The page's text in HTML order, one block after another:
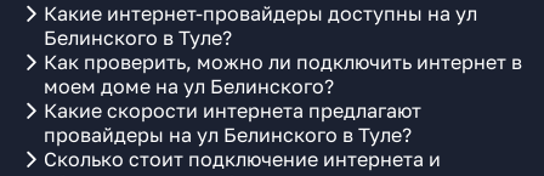
Какие интернет-провайдеры доступны на ул
Белинского в Туле?
Как проверить, можно ли подключить интернет в
моем доме на ул Белинского?
Какие скорости интернета предлагают
провайдеры на ул Белинского в Туле?
Сколько стоит подключение интернета и